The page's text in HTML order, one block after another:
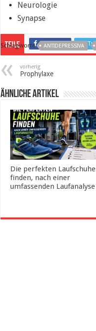
Neurologie
Synapse
Teile Facebook
Schlagworte ANTIDEPRESSIVA
vorherig
Prophylaxe
ähnliche Artikel
Die perfekten Laufschuhe
finden, nach einer
umfassenden Laufanalyse